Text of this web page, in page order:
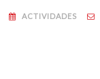
ACTIVIDADES